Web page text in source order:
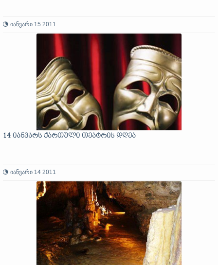
იანვარი 15 2011
14 იანვარს ქართული თეატრის დღეა
იანვარი 14 2011